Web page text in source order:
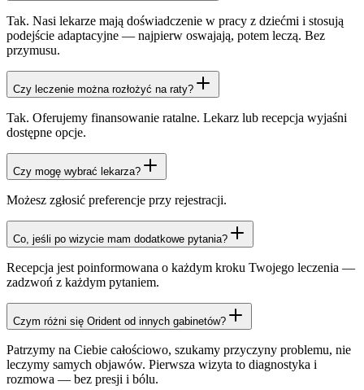
Tak. Nasi lekarze mają doświadczenie w pracy z dziećmi i stosują
podejście adaptacyjne — najpierw oswajają, potem leczą. Bez
przymusu.
Czy leczenie można rozłożyć na raty?
Tak. Oferujemy finansowanie ratalne. Lekarz lub recepcja wyjaśni
dostępne opcje.
Czy mogę wybrać lekarza?
Możesz zgłosić preferencje przy rejestracji.
Co, jeśli po wizycie mam dodatkowe pytania?
Recepcja jest poinformowana o każdym kroku Twojego leczenia —
zadzwoń z każdym pytaniem.
Czym różni się Orident od innych gabinetów?
Patrzymy na Ciebie całościowo, szukamy przyczyny problemu, nie
leczymy samych objawów. Pierwsza wizyta to diagnostyka i
rozmowa — bez presji i bólu.